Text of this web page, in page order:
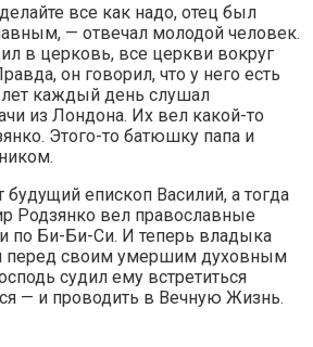
все как надо, отец был
— отвечал молодой человек.
в церковь, все церкви вокруг
он говорил, что у него есть
каждый день слушал
из Лондона. Их вел какой-то
Этого-то батюшку папа и
будущий епископ Василий, а тогда
Родзянко вел православные
по Би-Би-Си. И теперь владыка
перед своим умершим духовным
судил ему встретиться
— и проводить в Вечную Жизнь.